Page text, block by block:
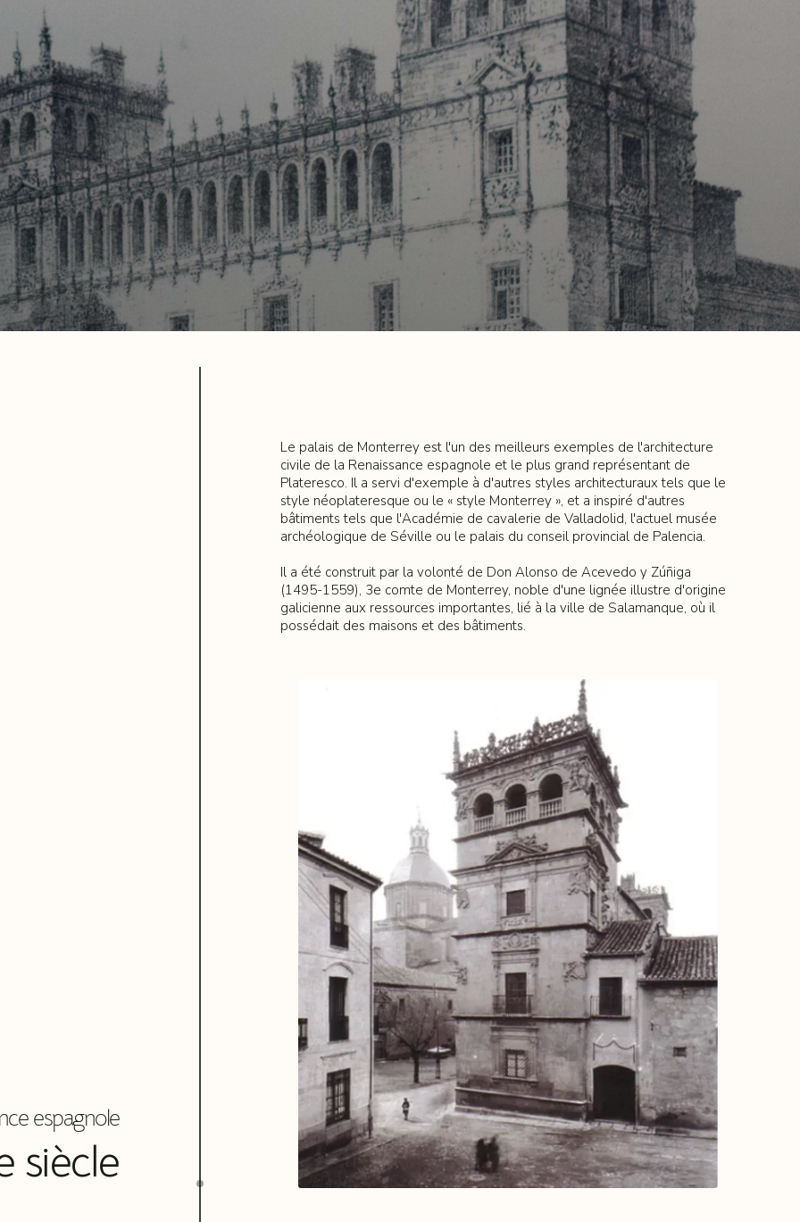
espagnole
siècle
Le palais de Monterrey est l'un des meilleurs exemples de l'architecture
civile de la Renaissance espagnole et le plus grand représentant de
Plateresco. Il a servi d'exemple à d'autres styles architecturaux tels que le
style néoplateresque ou le « style Monterrey », et a inspiré d'autres
bâtiments tels que l'Académie de cavalerie de Valladolid, l'actuel musée
archéologique de Séville ou le palais du conseil provincial de Palencia.
Il a été construit par la volonté de Don Alonso de Acevedo y Zúñiga
(1495-1559), 3e comte de Monterrey, noble d'une lignée illustre d'origine
galicienne aux ressources importantes, lié à la ville de Salamanque, où il
possédait des maisons et des bâtiments.